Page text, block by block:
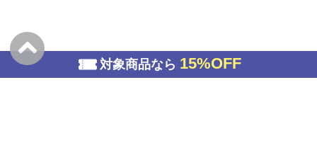
対象商品なら 15%OFF